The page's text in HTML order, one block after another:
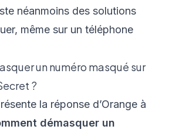
néanmoins des solutions
même sur un téléphone
un numéro masqué sur
?
la réponse d’Orange à
démasquer un